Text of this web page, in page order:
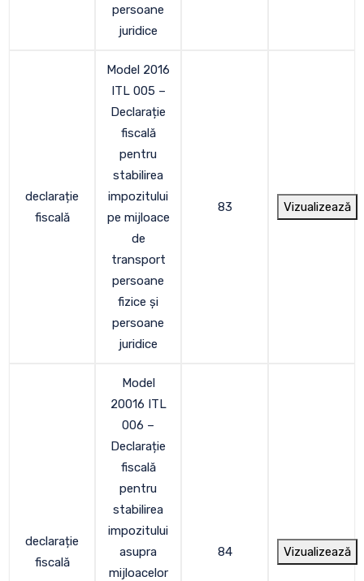
persoane
juridice
declarație
fiscală
Model 2016
ITL 005 –
Declarație
fiscală
pentru
stabilirea
impozitului
pe mijloace
de
transport
persoane
fizice și
persoane
juridice
83 Vizualizează
declarație
fiscală
Model
20016 ITL
006 –
Declarație
fiscală
pentru
stabilirea
impozitului
asupra
mijloacelor
84 Vizualizează